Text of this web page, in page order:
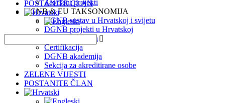
Završeni projekti
DGNB & EU TAKSONOMIJA
DGNB sustav u Hrvatskoj i svijetu
DGNB projekti u Hrvatskoj
EU Taksonomija
Certifikacija
DGNB akademija
Sekcija za akreditirane osobe
ZELENE VIJESTI
POSTANITE ČLAN
POSTANITE ČLAN